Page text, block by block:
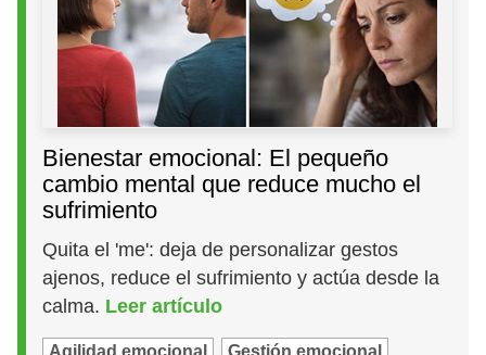
Bienestar emocional: El pequeño
cambio mental que reduce mucho el
sufrimiento
Quita el 'me': deja de personalizar gestos
ajenos, reduce el sufrimiento y actúa desde la
calma. Leer artículo
Agilidad emocional Gestión emocional